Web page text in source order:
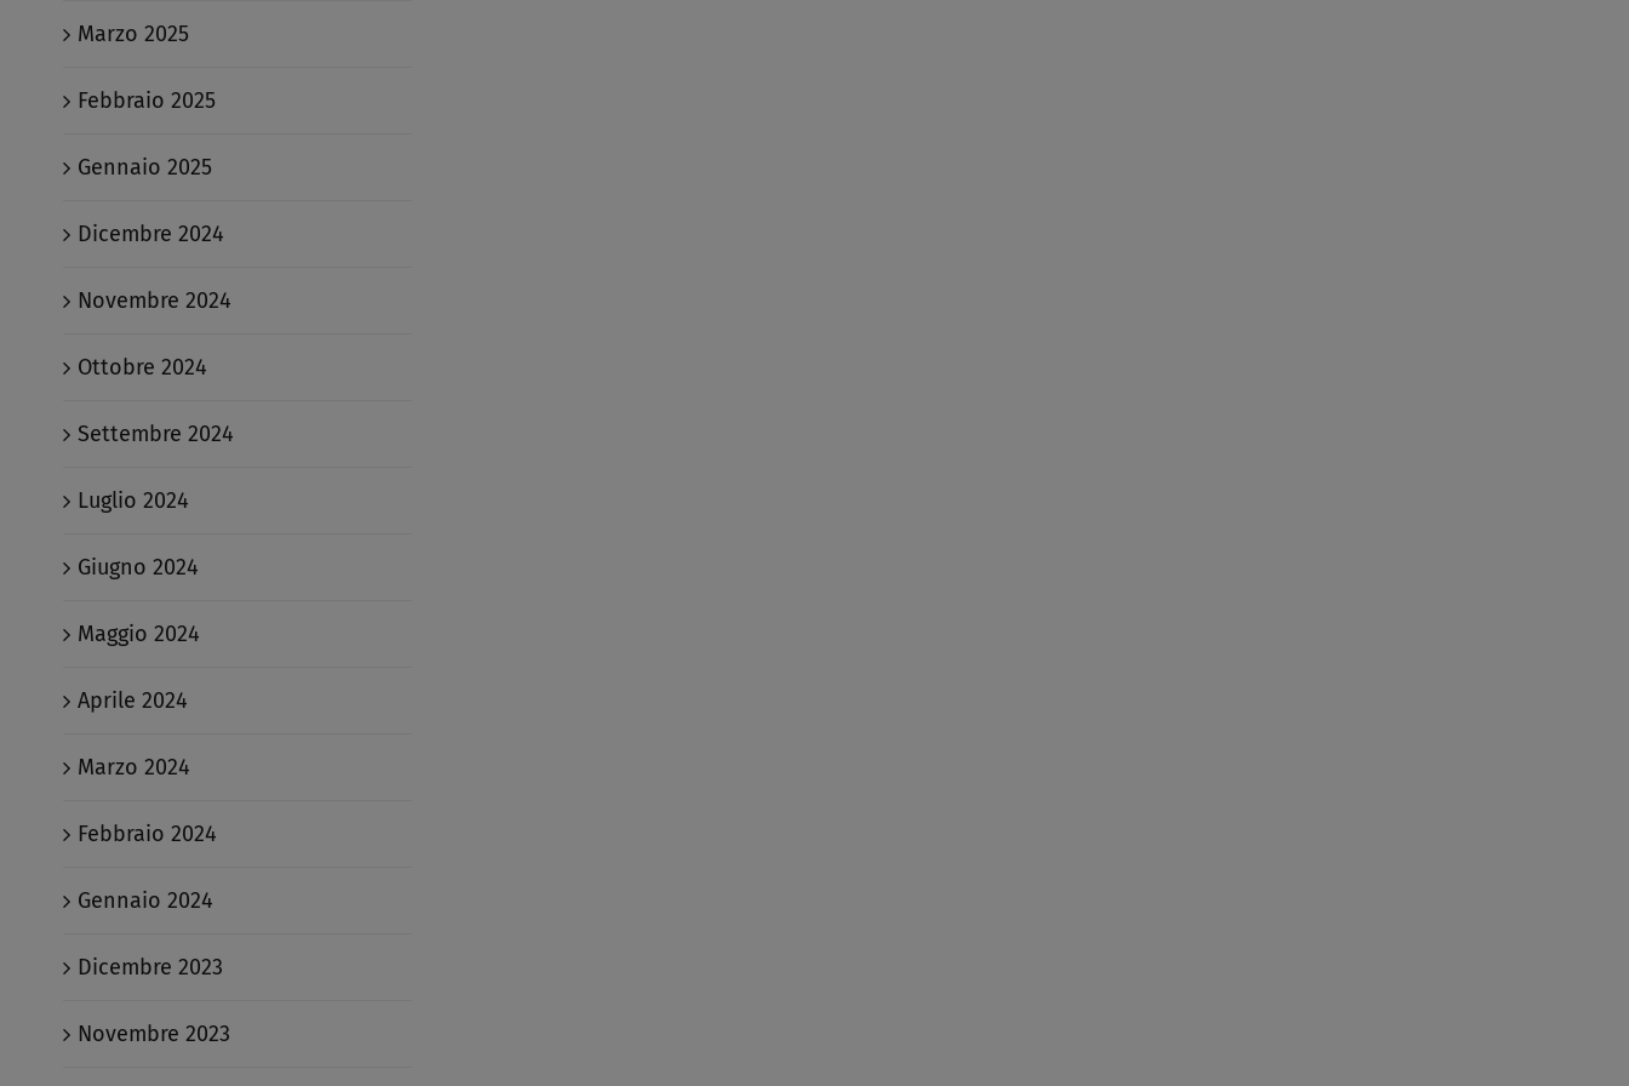
Marzo 2025
Febbraio 2025
Gennaio 2025
Dicembre 2024
Novembre 2024
Ottobre 2024
Settembre 2024
Luglio 2024
Giugno 2024
Maggio 2024
Aprile 2024
Marzo 2024
Febbraio 2024
Gennaio 2024
Dicembre 2023
Novembre 2023